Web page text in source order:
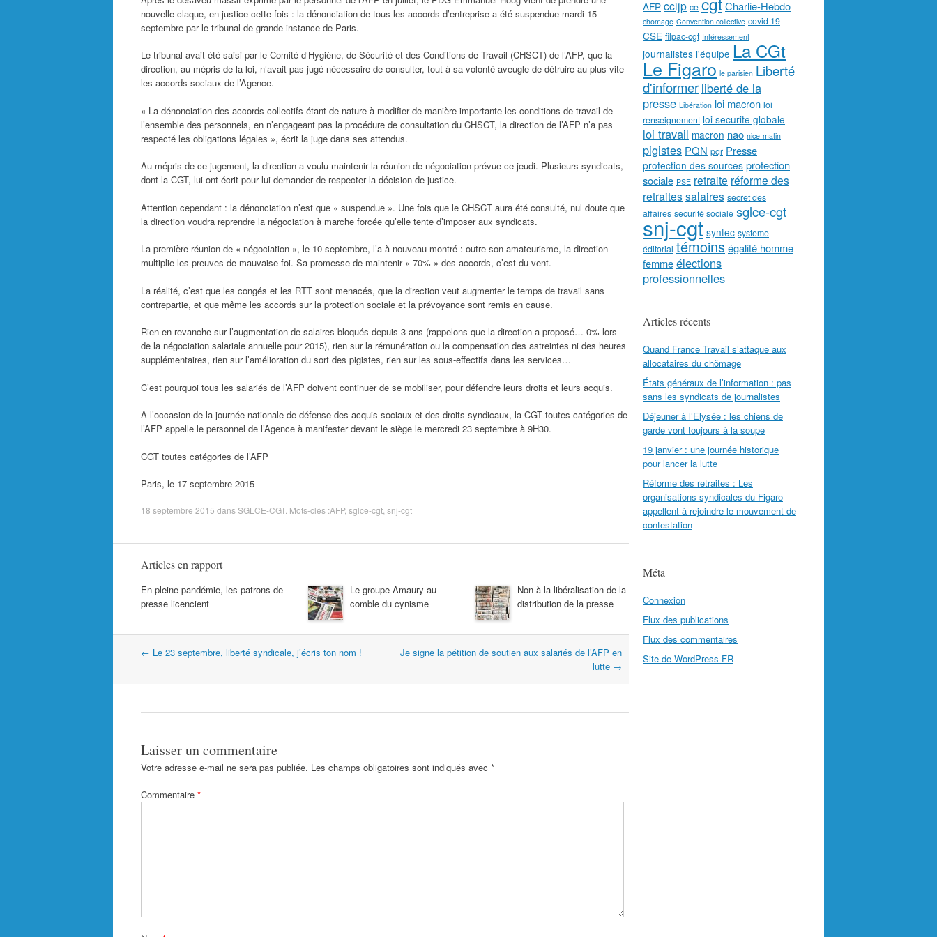
nouvelle claque, en justice cette fois : la dénonciation de tous les accords d’entreprise a été suspendue mardi 15
septembre par le tribunal de grande instance de Paris.
Le tribunal avait été saisi par le Comité d’Hygiène, de Sécurité et des Conditions de Travail (CHSCT) de l’AFP, que la
direction, au mépris de la loi, n’avait pas jugé nécessaire de consulter, tout à sa volonté aveugle de détruire au plus vite
les accords sociaux de l’Agence.
« La dénonciation des accords collectifs étant de nature à modifier de manière importante les conditions de travail de
l’ensemble des personnels, en n’engageant pas la procédure de consultation du CHSCT, la direction de l’AFP n’a pas
respecté les obligations légales », écrit la juge dans ses attendus.
Au mépris de ce jugement, la direction a voulu maintenir la réunion de négociation prévue ce jeudi. Plusieurs syndicats,
dont la CGT, lui ont écrit pour lui demander de respecter la décision de justice.
Attention cependant : la dénonciation n’est que « suspendue ». Une fois que le CHSCT aura été consulté, nul doute que
la direction voudra reprendre la négociation à marche forcée qu’elle tente d’imposer aux syndicats.
La première réunion de « négociation », le 10 septembre, l’a à nouveau montré : outre son amateurisme, la direction
multiplie les preuves de mauvaise foi. Sa promesse de maintenir « 70% » des accords, c’est du vent.
La réalité, c’est que les congés et les RTT sont menacés, que la direction veut augmenter le temps de travail sans
contrepartie, et que même les accords sur la protection sociale et la prévoyance sont remis en cause.
Rien en revanche sur l’augmentation de salaires bloqués depuis 3 ans (rappelons que la direction a proposé… 0% lors
de la négociation salariale annuelle pour 2015), rien sur la rémunération ou la compensation des astreintes ni des heures
supplémentaires, rien sur l’amélioration du sort des pigistes, rien sur les sous-effectifs dans les services…
C’est pourquoi tous les salariés de l’AFP doivent continuer de se mobiliser, pour défendre leurs droits et leurs acquis.
A l’occasion de la journée nationale de défense des acquis sociaux et des droits syndicaux, la CGT toutes catégories de
l’AFP appelle le personnel de l’Agence à manifester devant le siège le mercredi 23 septembre à 9H30.
CGT toutes catégories de l’AFP
Paris, le 17 septembre 2015
18 septembre 2015 dansSGLCE-CGT. Mots-clés :AFP, sglce-cgt snj-cgt
Articles en rapport
En pleine pandémie, les patrons de
presse licencient
Le groupe Amaury au
comble du cynisme
Non à la libéralisation de la
distribution de la presse
Navigation
← Le 23 septembre, liberté syndicale, j’écris ton nom !
Je signe la pétition de soutien aux salariés de l’AFP en
lutte →
Laisser un commentaire
Votre adresse e-mail ne sera pas publiée. Les champs obligatoires sont indiqués avec *
Commentaire *
AFP ccijp ce Charlie-Hebdo
chomage Convention collective covid 19
CSE filpac-cgt Intéressement
journalistes l'équipe La CGt
Le Figaro le parisien Liberté
d'informer liberté de la
presse Libération loi macron loi
renseignement loi securite globale
loi travail macron nao nice-matin
pigistes PQN pqr Presse
protection des sources protection
sociale PSE retraite réforme des
retraitessalaires secret des
affaires securité sociale sglce-cgt
snj-cgt syntec systeme
éditorial témoins égalité homme
femmeélections
professionnelles
Articles récents
Quand France Travail s’attaque aux
allocataires du chômage
États généraux de l’information : pas
sans les syndicats de journalistes
Déjeuner à l’Elysée : les chiens de
garde vont toujours à la soupe
19 janvier : une journée historique
pour lancer la lutte
Réforme des retraites : Les
organisations syndicales du Figaro
appellent à rejoindre le mouvement de
contestation
Méta
Connexion
Flux des publications
Flux des commentaires
Site de WordPress-FR